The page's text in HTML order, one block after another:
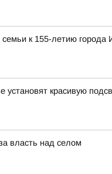
к 155-летию города
установят красивую
власть над селом